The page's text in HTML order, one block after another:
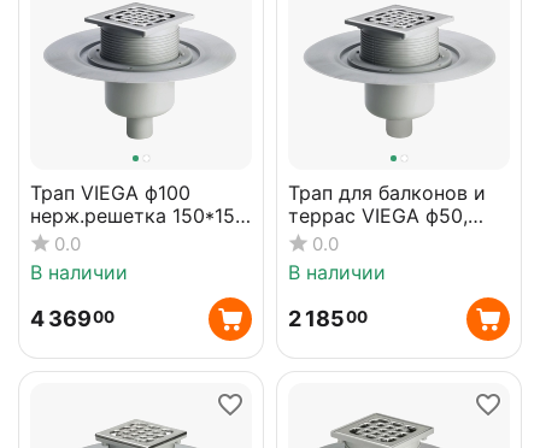
Трап VIEGA ф100
нерж.решетка 150*150
с сифоном 557201
(284848)
0.0
В наличии
4 36900
Трап для балконов и
террас VIEGA ф50,
нерж, вертикальный
557096 (284688)
0.0
В наличии
2 18500